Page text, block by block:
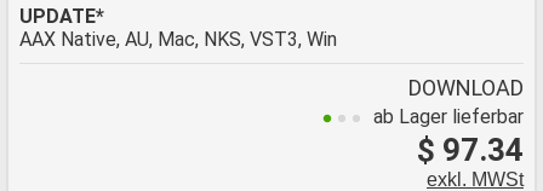
UPDATE*
AAX Native, AU, Mac, NKS, VST3, Win
DOWNLOAD
ab Lager lieferbar
$ 97.34
exkl. MWSt